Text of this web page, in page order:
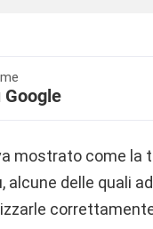
mostrato come la
alcune delle quali